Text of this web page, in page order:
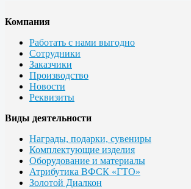
Компания
Работать с нами выгодно
Сотрудники
Заказчики
Производство
Новости
Реквизиты
Виды деятельности
Награды, подарки, сувениры
Комплектующие изделия
Оборудование и материалы
Атрибутика ВФСК «ГТО»
Золотой Диалкон